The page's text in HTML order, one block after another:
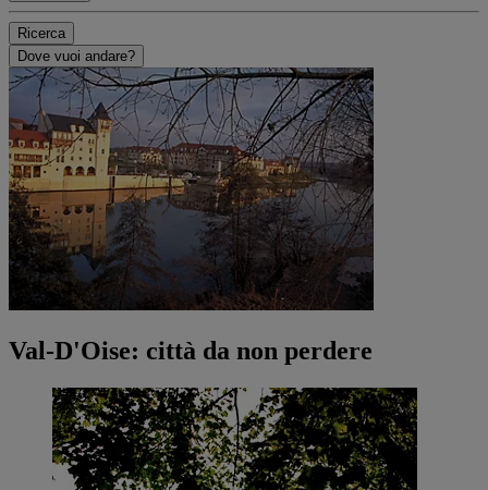
Ricerca
Dove vuoi andare?
Val-D'Oise: città da non perdere